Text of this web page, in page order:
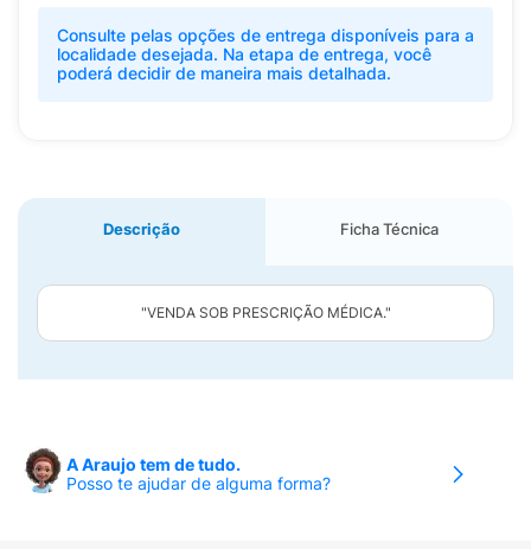
Consulte pelas opções de entrega disponíveis para a
localidade desejada. Na etapa de entrega, você
poderá decidir de maneira mais detalhada.
Descrição Ficha Técnica
"VENDA SOB PRESCRIÇÃO MÉDICA."
A Araujo tem de tudo.
Posso te ajudar de alguma forma?